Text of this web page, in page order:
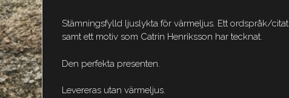
Stämningsfylld ljuslykta för värmeljus. Ett ordspråk/citat
samt ett motiv som Catrin Henriksson har tecknat.
Den perfekta presenten.
Levereras utan värmeljus.